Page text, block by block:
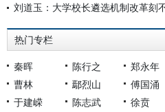
热门专栏
秦晖 陈行之 郑永年
曹林
鄢烈山 傅国涌
于建嵘
陈志武 徐贲